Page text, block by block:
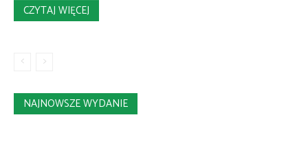
CZYTAJ WIĘCEJ
NAJNOWSZE WYDANIE